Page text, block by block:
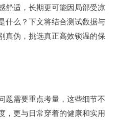
舒适，长期更可能因局部受凉
什么？下文将结合测试数据与
真伪，挑选真正高效锁温的保
题需要重点考量，这些细节不
，更与日常穿着的健康和实用